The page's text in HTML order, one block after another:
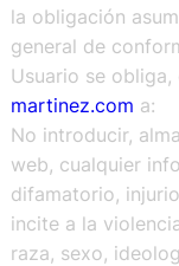
la obligación
general de
Usuario se
martinez.com a:
No introducir,
web, cualquier
difamatorio,
incite a la
raza, sexo,